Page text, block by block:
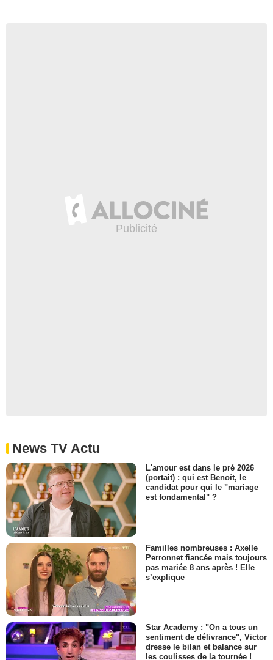
News TV Actu
L'amour est dans le pré 2026
(portait) : qui est Benoît, le
candidat pour qui le "mariage
est fondamental" ?
Familles nombreuses : Axelle
Perronnet fiancée mais toujours
pas mariée 8 ans après ! Elle
s’explique
Star Academy : "On a tous un
sentiment de délivrance", Victor
dresse le bilan et balance sur
les coulisses de la tournée !